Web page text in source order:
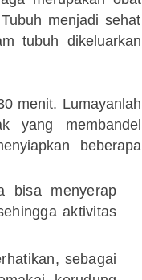
menjadi sehat
tubuh dikeluarkan
menit. Lumayanlah
yang membandel
beberapa
bisa menyerap
aktivitas
sebagai